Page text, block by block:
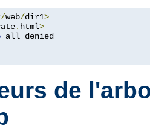
/web/dir1>
. html>
all denied
de